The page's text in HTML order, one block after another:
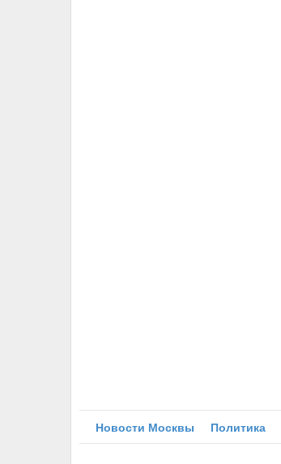
Новости Москвы Политика